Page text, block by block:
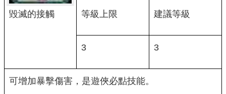
毀滅的接觸 等級上限 建議等級
3 3
可增加暴擊傷害，是遊俠必點技能。